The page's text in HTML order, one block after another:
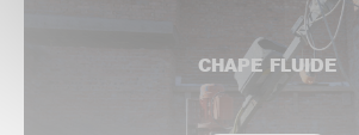
CHAPE FLUIDE